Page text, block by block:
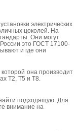
электрических
цоколей. На
Они могут
это ГОСТ 17100-
и где они
она производит
T2, T5 и T8.
подходящую. Для
внимание на